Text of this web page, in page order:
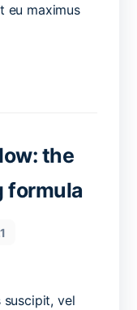
eu maximus
the
formula
suscipit, vel